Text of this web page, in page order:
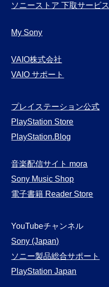
ソニーストア 下取サービス
My Sony
VAIO株式会社
VAIO サポート
プレイステーション公式
PlayStation Store
PlayStation.Blog
音楽配信サイト mora
Sony Music Shop
電子書籍 Reader Store
YouTubeチャンネル
Sony (Japan)
ソニー製品総合サポート
PlayStation Japan